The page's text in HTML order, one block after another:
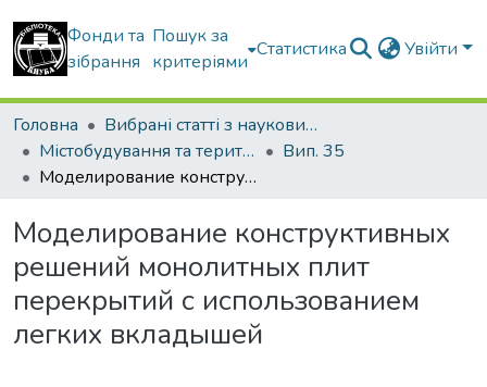
Фонди та
зібрання
Пошук за
критеріями
Статистика Увійти
Головна
Вибрані статті з наукових збірників КНУБА
Містобудування та територіальне планування
Вип. 35
Моделирование конструктивных решений монолитных плит перекрытий с использованием легких вкладышей
Моделирование конструктивных
решений монолитных плит
перекрытий с использованием
легких вкладышей